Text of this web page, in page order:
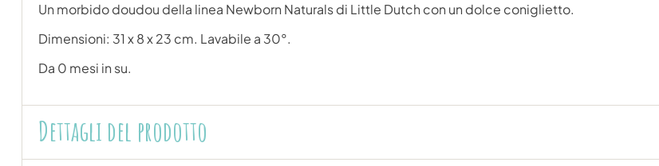
Un morbido doudou della linea Newborn Naturals di Little Dutch con un dolce coniglietto.
Dimensioni: 31 x 8 x 23 cm. Lavabile a 30°.
Da 0 mesi in su.
Dettagli del prodotto